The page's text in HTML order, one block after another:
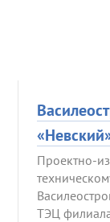
Проектно-
ТЭЦ